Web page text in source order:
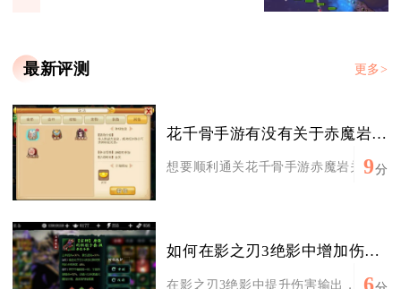
最新评测 更多>
花千骨手游有没有关于赤魔岩的攻略分享
想要顺利通关花千骨手游赤魔岩关卡并
9分
如何在影之刃3绝影中增加伤害输出
在影之刃3绝影中提升伤害输出，核心
6